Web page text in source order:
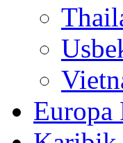
Europa